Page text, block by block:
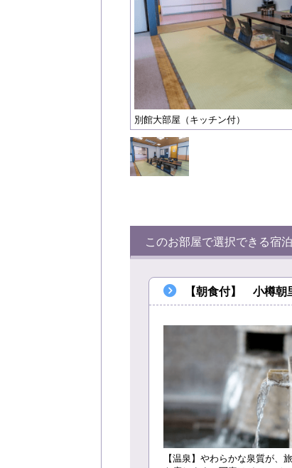
別館大部屋（キッチン付）
このお部屋で選択できる宿
【朝食付】 小樽
【温泉】やわらかな泉質が、